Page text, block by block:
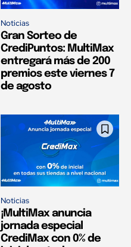
Noticias
Gran Sorteo de
CrediPuntos: MultiMax
entregará más de 200
premios este viernes 7
de agosto
Noticias
¡MultiMax anuncia
jornada especial
CrediMax con 0% de